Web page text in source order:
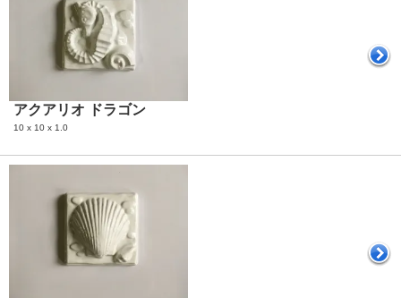
アクアリオ ドラゴン
10 x 10 x 1.0